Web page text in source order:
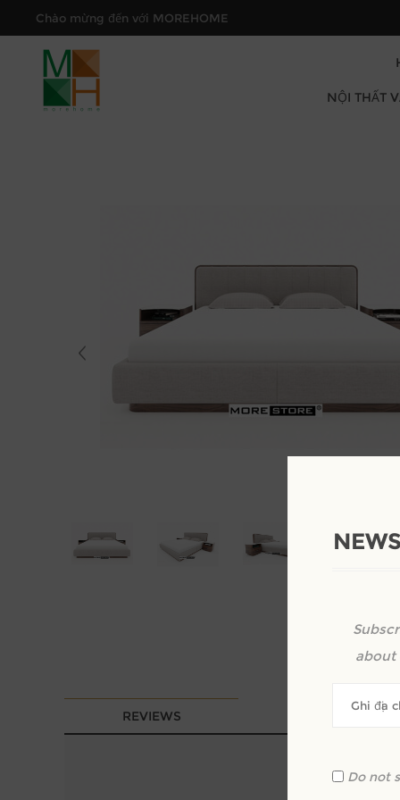
Chào mừng đến với MOREHOME
NỘI THẤT
REVIEWS
about
Do not